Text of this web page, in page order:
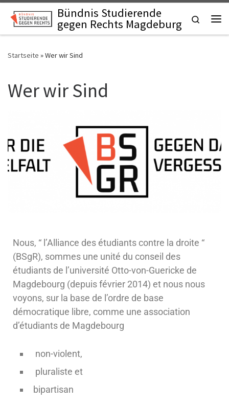
Zum Inhalt springenBündnis Studierende
gegen Rechts Magdeburg Search
Startseite »Wer wir Sind
Wer wir Sind
Nous, “ l’Alliance des étudiants contre la droite “
(BSgR), sommes une unité du conseil des
étudiants de l’université Otto-von-Guericke de
Magdebourg (depuis février 2014) et nous nous
voyons, sur la base de l’ordre de base
démocratique libre, comme une association
d’étudiants de Magdebourg
non-violent,
pluraliste et
bipartisan